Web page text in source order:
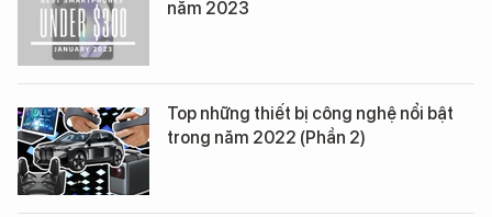
năm 2023
Top những thiết bị công nghệ nổi bật
trong năm 2022 (Phần 2)